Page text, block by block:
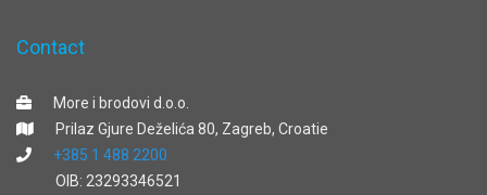
Contact
More i brodovi d.o.o.
Prilaz Gjure Deželića 80, Zagreb, Croatie
+385 1 488 2200
OIB: 23293346521